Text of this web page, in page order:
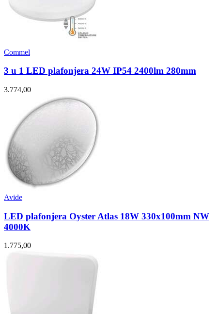
Commel
3 u 1 LED plafonjera 24W IP54 2400lm 280mm
3.774,00
Avide
LED plafonjera Oyster Atlas 18W 330x100mm NW
4000K
1.775,00